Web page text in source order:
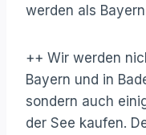
werden als
++ Wir werden
Bayern und in
sondern auch
der See kaufen.